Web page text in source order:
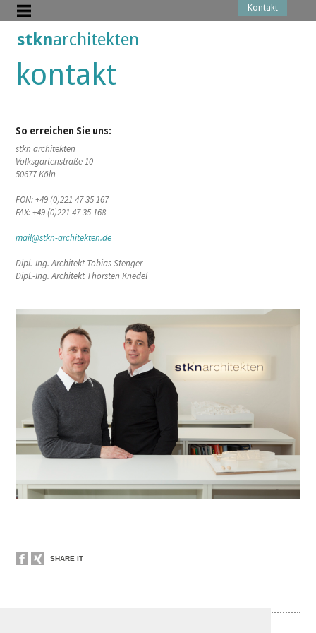
Kontakt
stknarchitekten
kontakt
So erreichen Sie uns:
stkn architekten
Volksgartenstraße 10
50677 Köln
FON: +49 (0)221 47 35 167
FAX: +49 (0)221 47 35 168
mail@stkn-architekten.de
Dipl.-Ing. Architekt Tobias Stenger
Dipl.-Ing. Architekt Thorsten Knedel
SHARE IT